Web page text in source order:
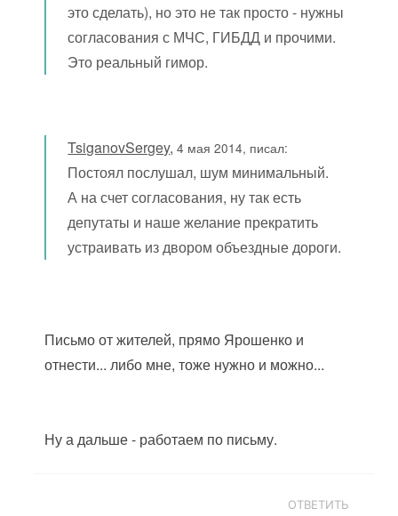
это сделать), но это не так просто - нужны
согласования с МЧС, ГИБДД и прочими.
Это реальный гимор.
TsiganovSergey,4 мая 2014, писал:
Постоял послушал, шум минимальный.
А на счет согласования, ну так есть
депутаты и наше желание прекратить
устраивать из двором объездные дороги.
Письмо от жителей, прямо Ярошенко и
отнести... либо мне, тоже нужно и можно...
Ну а дальше - работаем по письму.
ОТВЕТИТЬ